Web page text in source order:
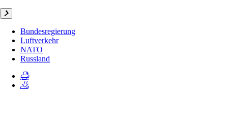
Bundesregierung
Luftverkehr
NATO
Russland